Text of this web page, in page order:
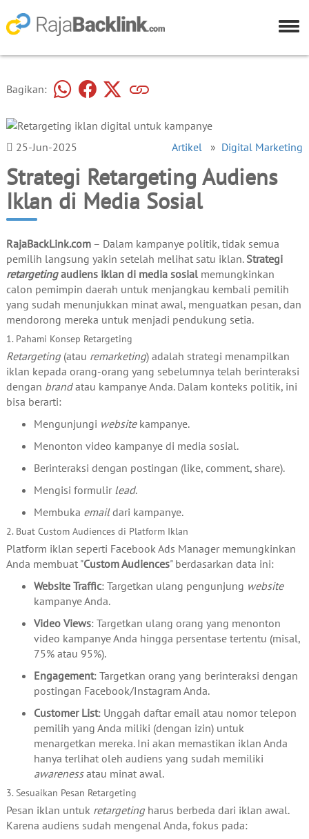
Bagikan:
25-Jun-2025 Artikel » Digital Marketing
Strategi Retargeting Audiens
Iklan di Media Sosial
RajaBackLink.com– Dalam kampanye politik, tidak semua
pemilih langsung yakin setelah melihat satu iklan.Strategi
retargetingaudiens iklan di media sosialmemungkinkan
calon pemimpin daerah untuk menjangkau kembali pemilih
yang sudah menunjukkan minat awal, menguatkan pesan, dan
mendorong mereka untuk menjadi pendukung setia.
1. Pahami Konsep Retargeting
Retargeting(atau remarketing) adalah strategi menampilkan
iklan kepada orang-orang yang sebelumnya telah berinteraksi
dengan brandatau kampanye Anda. Dalam konteks politik, ini
bisa berarti:
Mengunjungi websitekampanye.
Menonton video kampanye di media sosial.
Berinteraksi dengan postingan (like, comment, share).
Mengisi formulir lead.
Membuka emaildari kampanye.
2. Buat Custom Audiences di Platform Iklan
Platform iklan seperti Facebook Ads Manager memungkinkan
Anda membuat "Custom Audiences" berdasarkan data ini:
Website Traffic: Targetkan ulang pengunjung website
kampanye Anda.
Video Views: Targetkan ulang orang yang menonton
video kampanye Anda hingga persentase tertentu (misal,
75% atau 95%).
Engagement: Targetkan orang yang berinteraksi dengan
postingan Facebook/Instagram Anda.
Customer List: Unggah daftar email atau nomor telepon
pemilih yang Anda miliki (dengan izin) untuk
menargetkan mereka. Ini akan memastikan iklan Anda
hanya terlihat oleh audiens yang sudah memiliki
awarenessatau minat awal.
3. Sesuaikan Pesan Retargeting
Pesan iklan untuk retargetingharus berbeda dari iklan awal.
Karena audiens sudah mengenal Anda, fokus pada: